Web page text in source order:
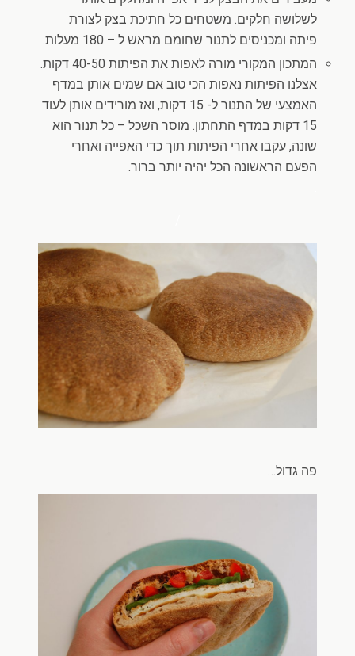
לשלושה חלקים. משטחים כל חתיכת בצק לצורת
פיתה ומכניסים לתנור שחומם מראש ל – 180 מעלות.
המתכון המקורי מורה לאפות את הפיתות 40-50 דקות.
אצלנו הפיתות נאפות הכי טוב אם שמים אותן במדף
האמצעי של התנור ל- 15 דקות, ואז מורידים אותן לעוד
15 דקות במדף התחתון. מוסר השכל – כל תנור הוא
שונה, עקבו אחרי הפיתות תוך כדי האפייה ואחרי
הפעם הראשונה הכל יהיה יותר ברור.
פה גדול…